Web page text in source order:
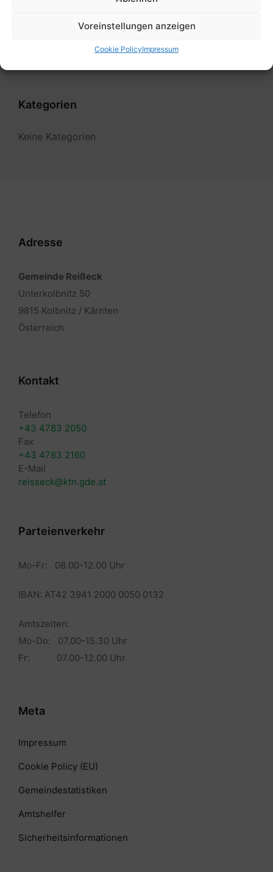
Voreinstellungen anzeigen
Cookie PolicyImpressum
Filter
Kategorien
Keine Kategorien
Adresse
Gemeinde Reißeck
Unterkolbnitz 50
9815 Kolbnitz / Kärnten
Österreich
Kontakt
Telefon
+43 4783 2050
Fax
+43 4783 2160
E-Mail
reisseck@ktn.gde.at
Parteienverkehr
Mo-Fr: 08.00-12.00 Uhr
IBAN: AT42 3941 2000 0050 0132
Amtszeiten:
Mo-Do: 07.00-15.30 Uhr
Fr: 07.00-12.00 Uhr
Meta
Impressum
Cookie Policy (EU)
Gemeindestatistiken
Amtshelfer
Sicherheitsinformationen